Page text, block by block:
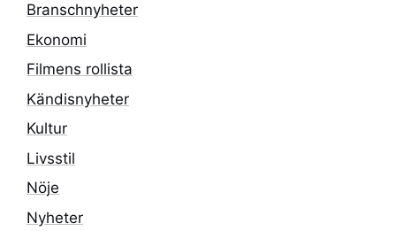
Branschnyheter
Ekonomi
Filmens rollista
Kändisnyheter
Kultur
Livsstil
Nöje
Nyheter